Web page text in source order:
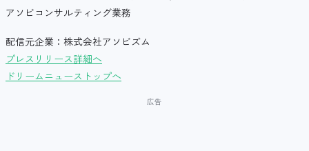
アソビコンサルティング業務
配信元企業：株式会社アソビズム
プレスリリース詳細へ
ドリームニューストップへ